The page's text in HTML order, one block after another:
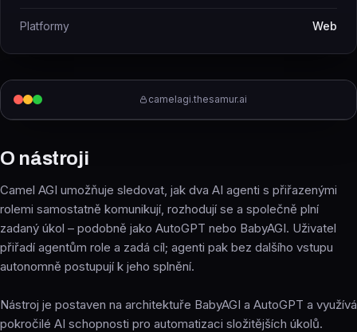
camelagi.thesamur.ai
O nástroji
Camel AGI umožňuje sledovat, jak dva AI agenti s přiřazenými
rolemi samostatně komunikují, rozhodují se a společně plní
zadaný úkol – podobně jako AutoGPT nebo BabyAGI. Uživatel
přiřadí agentům role a zadá cíl; agenti pak bez dalšího vstupu
autonomně postupují k jeho splnění.
Nástroj je postaven na architektuře BabyAGI a AutoGPT a využívá
pokročilé AI schopnosti pro automatizaci složitějších úkolů.
Platformy Web